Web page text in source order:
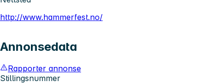
http://www.hammerfest.no/
Annonsedata
Rapporter annonse
Stillingsnummer